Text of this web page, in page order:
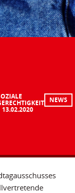
13.02.2020
NEWS